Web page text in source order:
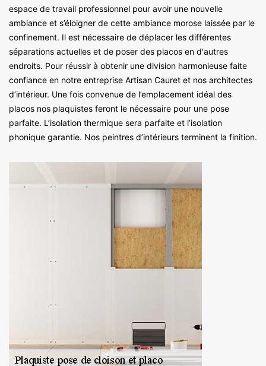
espace de travail professionnel pour avoir une nouvelle
ambiance et s’éloigner de cette ambiance morose laissée par le
confinement. Il est nécessaire de déplacer les différentes
séparations actuelles et de poser des placos en d'autres
endroits. Pour réussir à obtenir une division harmonieuse faite
confiance en notre entreprise Artisan Cauret et nos architectes
d’intérieur. Une fois convenue de l’emplacement idéal des
placos nos plaquistes feront le nécessaire pour une pose
parfaite. L’isolation thermique sera parfaite et l’isolation
phonique garantie. Nos peintres d’intérieurs terminent la finition.